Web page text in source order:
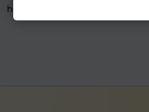
henvisningsbesøg og bedre